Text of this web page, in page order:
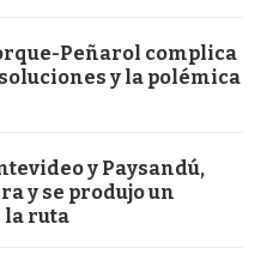
Peñarol complica
y la polémica
y Paysandú,
y se produjo un
la ruta